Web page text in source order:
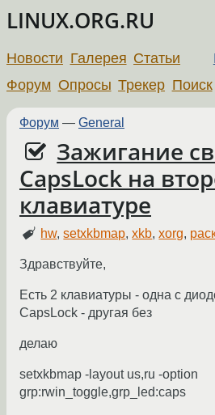
LINUX.ORG.RU
Новости Галерея Статьи
Форум Опросы Трекер Поиск
Форум — General
Зажигание
CapsLock на
клавиатуре
hw,setxkbmap,xkb,xorg,
Здравствуйте,
Есть 2 клавиатуры - одна с
CapsLock - другая без
делаю
setxkbmap -layout us,ru -option
grp:rwin_toggle,grp_led:caps